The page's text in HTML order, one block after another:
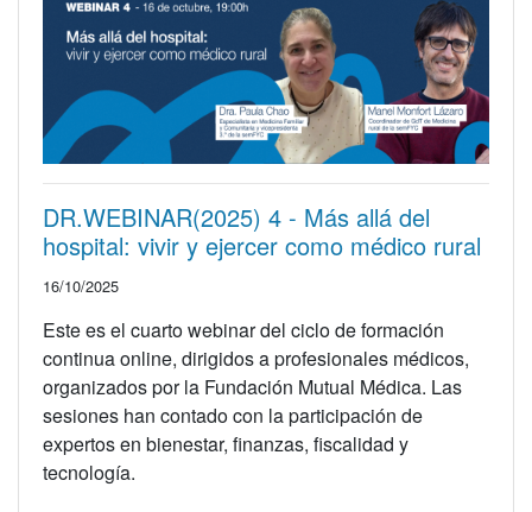
DR.WEBINAR(2025) 4 - Más allá del
hospital: vivir y ejercer como médico rural
16/10/2025
Este es el cuarto webinar del ciclo de formación
continua online, dirigidos a profesionales médicos,
organizados por la Fundación Mutual Médica. Las
sesiones han contado con la participación de
expertos en bienestar, finanzas, fiscalidad y
tecnología.